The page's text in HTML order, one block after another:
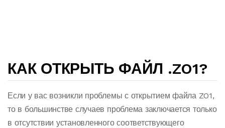
КАК ОТКРЫТЬ ФАЙЛ .ZO1?
Если у вас возникли проблемы с открытием файла ZO1,
то в большинстве случаев проблема заключается только
в отсутствии установленного соответствующего